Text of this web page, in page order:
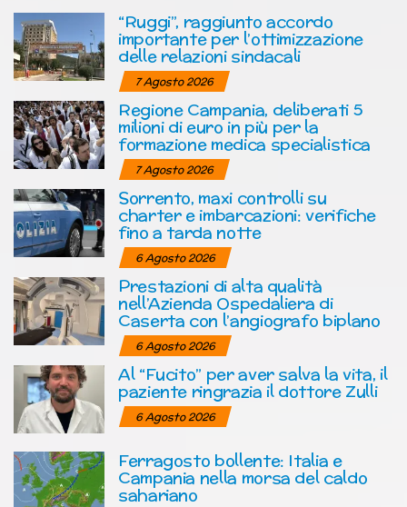
“Ruggi”, raggiunto accordo
importante per l’ottimizzazione
delle relazioni sindacali
7 Agosto 2026
Regione Campania, deliberati 5
milioni di euro in più per la
formazione medica specialistica
7 Agosto 2026
Sorrento, maxi controlli su
charter e imbarcazioni: verifiche
fino a tarda notte
6 Agosto 2026
Prestazioni di alta qualità
nell’Azienda Ospedaliera di
Caserta con l’angiografo biplano
6 Agosto 2026
Al “Fucito” per aver salva la vita, il
paziente ringrazia il dottore Zulli
6 Agosto 2026
Ferragosto bollente: Italia e
Campania nella morsa del caldo
sahariano